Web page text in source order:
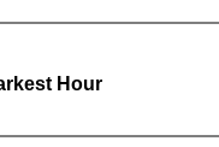
Hour